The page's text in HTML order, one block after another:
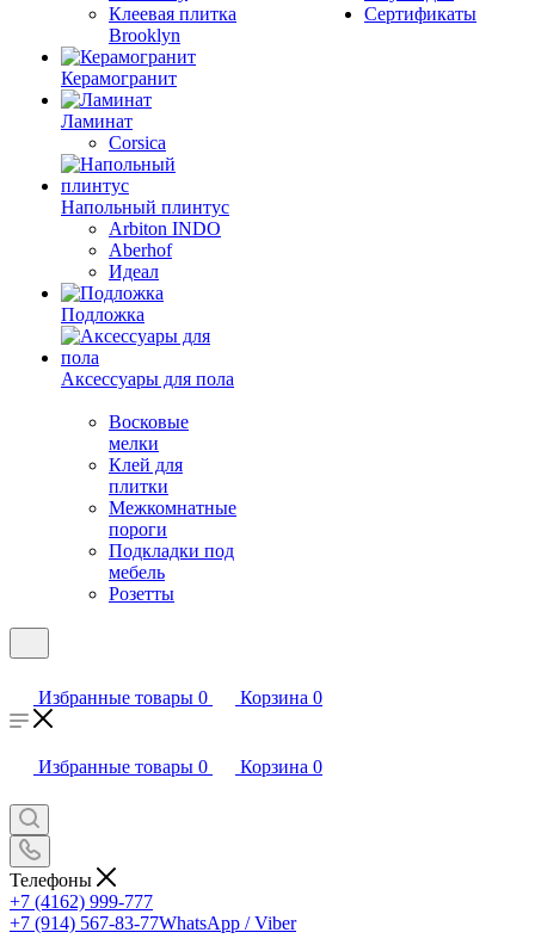
Клеевая плитка
Brooklyn
Керамогранит
Ламинат
Corsica
Напольный плинтус
Arbiton INDO
Aberhof
Идеал
Подложка
Аксессуары для пола
Восковые
мелки
Клей для
плитки
Межкомнатные
пороги
Подкладки под
мебель
Розетты
Сертификаты
Избранные товары 0 Корзина 0
Избранные товары 0 Корзина 0
Телефоны
+7 (4162) 999-777
+7 (914) 567-83-77WhatsApp / Viber